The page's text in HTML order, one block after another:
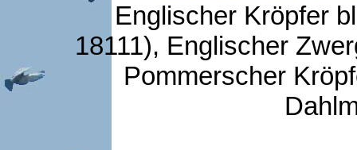
Englischer Kröpfer
18111), Englischer
Pommerscher